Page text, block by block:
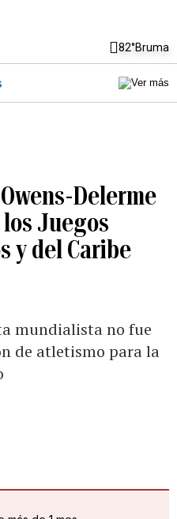
82°Bruma
Delerme
Juegos
y del Caribe
mundialista no fue
de atletismo para la